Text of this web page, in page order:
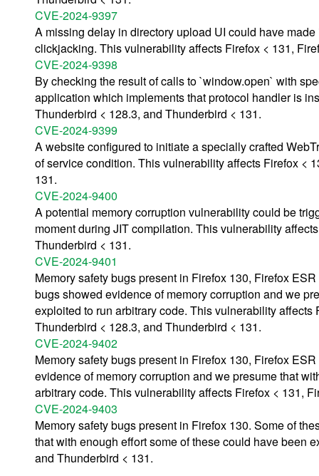
CVE-2024-9397
A missing delay in directory upload UI could have
clickjacking. This vulnerability affects Firefox < 131,
CVE-2024-9398
By checking the result of calls to `window.open` with
application which implements that protocol handler is
Thunderbird < 128.3, and Thunderbird < 131.
CVE-2024-9399
A website configured to initiate a specially crafted
of service condition. This vulnerability affects Firefox <
131.
CVE-2024-9400
A potential memory corruption vulnerability could be
moment during JIT compilation. This vulnerability
Thunderbird < 131.
CVE-2024-9401
Memory safety bugs present in Firefox 130, Firefox
bugs showed evidence of memory corruption and we
exploited to run arbitrary code. This vulnerability
Thunderbird < 128.3, and Thunderbird < 131.
CVE-2024-9402
Memory safety bugs present in Firefox 130, Firefox
evidence of memory corruption and we presume that
arbitrary code. This vulnerability affects Firefox < 131,
CVE-2024-9403
Memory safety bugs present in Firefox 130. Some of
that with enough effort some of these could have been
and Thunderbird < 131.